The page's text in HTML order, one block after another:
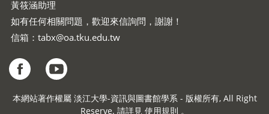
黃筱涵助理
如有任何相關問題，歡迎來信詢問，謝謝！
信箱： tabx@oa.tku.edu.tw
本網站著作權屬 淡江大學-資訊與圖書館學系 - 版權所有, All Right
Reserve. 請詳見 使用規則 。